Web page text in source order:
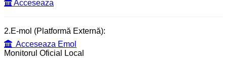
Acceseaza
2.E-mol (Platformă Externă):
Acceseaza Emol
Monitorul Oficial Local